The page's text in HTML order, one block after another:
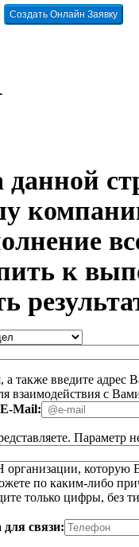
Создать Онлайн Заявку
к
также введите адрес
взаимодействия с
E-Mail:
Параметр
которую
по каким-либо
только цифры, без
связи: